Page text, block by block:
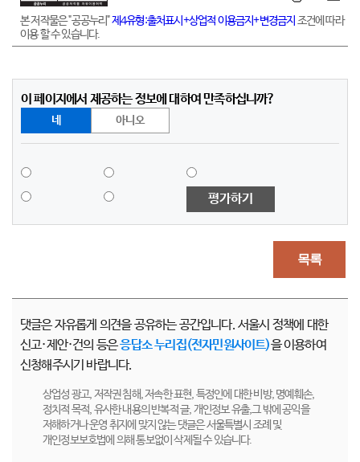
본 저작물은 "공공누리"제4유형:출처표시+상업적 이용금지+변경금지 조건에 따라
이용 할 수 있습니다.
이 페이지에서 제공하는 정보에 대하여 만족하십니까?
네 아니오
평가하기
목록
댓글은 자유롭게 의견을 공유하는 공간입니다. 서울시 정책에 대한
신고·제안·건의 등은응답소 누리집(전자민원사이트)을 이용하여
신청해주시기 바랍니다.
상업성 광고, 저작권 침해, 저속한 표현, 특정인에 대한 비방, 명예훼손,
정치적 목적, 유사한 내용의 반복적 글, 개인정보 유출,그 밖에 공익을
저해하거나 운영 취지에 맞지 않는 댓글은 서울특별시 조례 및
개인정보보호법에 의해 통보없이 삭제될 수 있습니다.